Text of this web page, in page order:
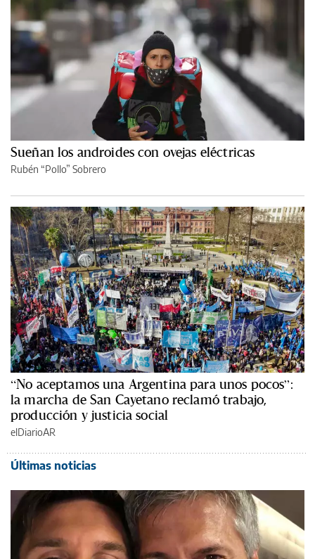
Sueñan los androides con ovejas eléctricas
Rubén “Pollo” Sobrero
“No aceptamos una Argentina para unos pocos”:
la marcha de San Cayetano reclamó trabajo,
producción y justicia social
elDiarioAR
Últimas noticias